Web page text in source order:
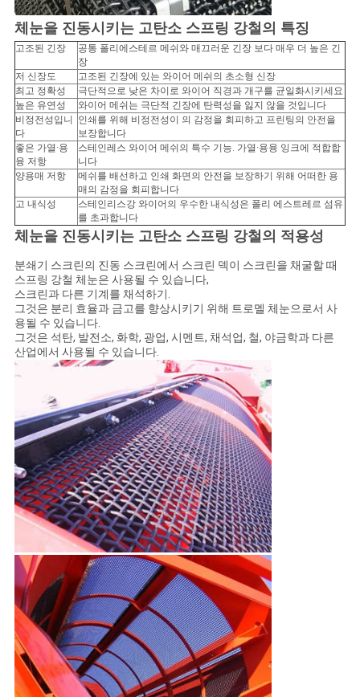
체눈을 진동시키는 고탄소 스프링 강철의 특징
고조된 긴장
공통 폴리에스테르 메쉬와 매끄러운 긴장 보다 매우 더 높은 긴
장
저 신장도
고조된 긴장에 있는 와이어 메쉬의 초소형 신장
최고 정확성
극단적으로 낮은 차이로 와이어 직경과 개구를 균일화시키세요
높은 유연성
와이어 메쉬는 극단적 긴장에 탄력성을 잃지 않을 것입니다
비정전성입니
다
인쇄를 위해 비정전성이 의 감정을 회피하고 프린팅의 안전을
보장합니다
좋은 가열·용
융 저항
스테인레스 와이어 메쉬의 특수 기능. 가열·용융 잉크에 적합합
니다
양용매 저항
메쉬를 배선하고 인쇄 화면의 안전을 보장하기 위해 어떠한 용
매의 감정을 회피합니다
고 내식성
스테인리스강 와이어의 우수한 내식성은 폴리 에스트레르 섬유
를 초과합니다
체눈을 진동시키는 고탄소 스프링 강철의 적용성
분쇄기 스크린의 진동 스크린에서 스크린 덱이 스크린을 채굴할 때
스프링 강철 체눈은 사용될 수 있습니다,
스크린과 다른 기계를 채석하기.
그것은 분리 효율과 금고를 향상시키기 위해 트로멜 체눈으로서 사
용될 수 있습니다.
그것은 석탄, 발전소, 화학, 광업, 시멘트, 채석업, 철, 야금학과 다른
산업에서 사용될 수 있습니다.